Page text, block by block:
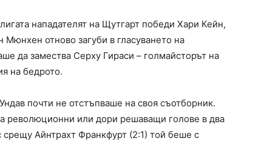
нападателят на Щутгарт победи Хари Кейн,
отново загуби в гласуването на
да замества Серху Гираси – голмайсторът на
на бедрото.
почти не отстъпваше на своя съотборник.
революционни или дори решаващи голове в два
Айнтрахт Франкфурт (2:1) той беше с